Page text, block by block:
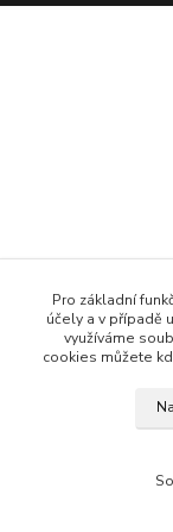
Pro základní
účely a v případě
využíváme
cookies můžete